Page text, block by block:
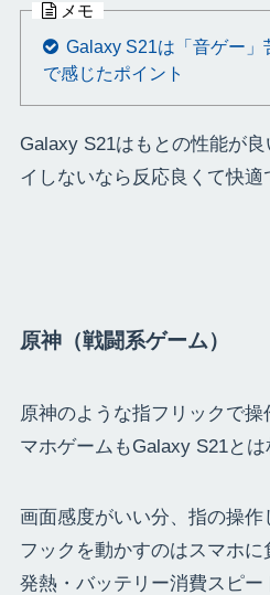
メモ
Galaxy S21は「音ゲー」
で感じたポイント
Galaxy S21はもとの性能が
イしないなら反応良くて快適
原神（戦闘系ゲーム）
原神のような指フリックで
マホゲームもGalaxy S21とは
画面感度がいい分、指の操作
フックを動かすのはスマホに
発熱・バッテリー消費スピー